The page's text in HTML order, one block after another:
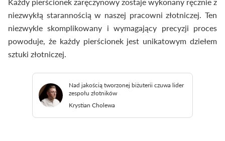
niezwykłą starannością w naszej pracowni złotniczej. Ten
niezwykle skomplikowany i wymagający precyzji proces
powoduje, że każdy pierścionek jest unikatowym dziełem
sztuki złotniczej.
Nad jakością tworzonej biżuterii czuwa lider
zespołu złotników
Krystian Cholewa